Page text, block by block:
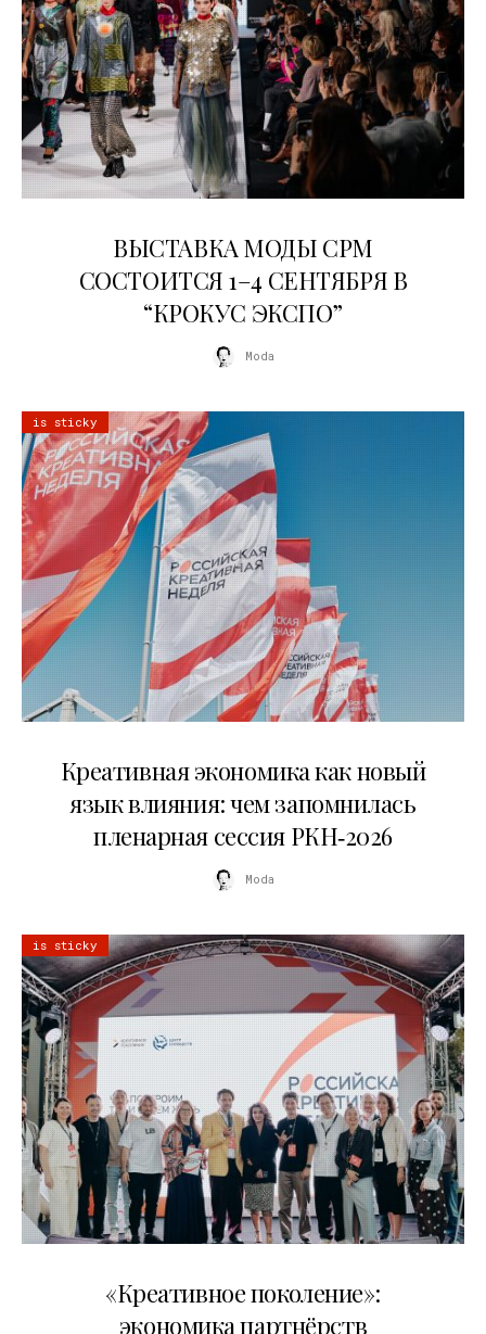
ВЫСТАВКА МОДЫ CPM
СОСТОИТСЯ 1–4 СЕНТЯБРЯ В
“КРОКУС ЭКСПО”
Moda
is sticky
Креативная экономика как новый
язык влияния: чем запомнилась
пленарная сессия РКН‑2026
Moda
is sticky
«Креативное поколение»:
экономика партнёрств